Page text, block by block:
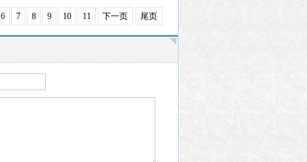
6 7 8 9 10 11 下一页 尾页